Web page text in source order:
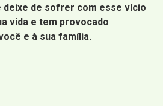
deixe de sofrer com esse vício
vida e tem provocado
e à sua família.